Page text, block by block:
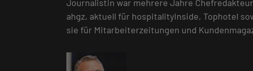
Journalistin war mehrere Jahre
ahgz, aktuell für hospitalityInside, Tophotel
sie für Mitarbeiterzeitungen und